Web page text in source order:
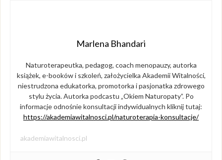
Marlena Bhandari
Naturoterapeutka, pedagog, coach menopauzy, autorka
książek, e-booków i szkoleń, założycielka Akademii Witalności,
niestrudzona edukatorka, promotorka i pasjonatka zdrowego
stylu życia. Autorka podcastu „Okiem Naturopaty”. Po
informacje odnośnie konsultacji indywidualnych kliknij tutaj:
https://akademiawitalnosci.pl/naturoterapia-konsultacje/
akademiawitalnosci.pl